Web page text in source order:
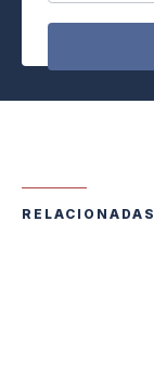
RELACIONADAS